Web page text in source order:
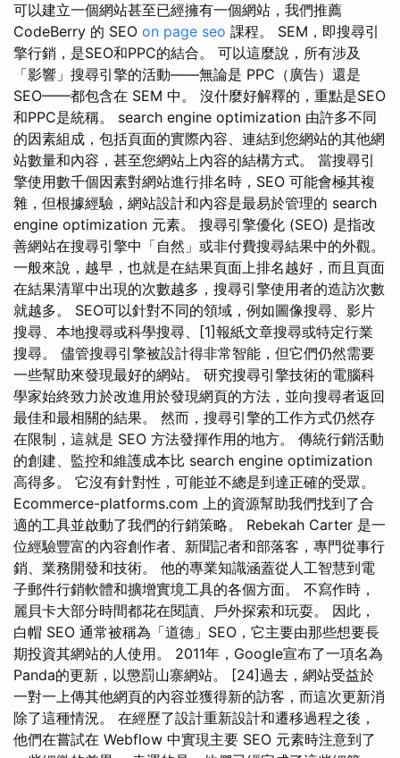
可以建立一個網站甚至已經擁有一個網站，我們推薦
CodeBerry 的 SEO on page seo 課程。 SEM，即搜尋引
擎行銷，是SEO和PPC的結合。 可以這麼說，所有涉及
「影響」搜尋引擎的活動——無論是 PPC（廣告）還是
SEO——都包含在 SEM 中。 沒什麼好解釋的，重點是SEO
和PPC是統稱。 search engine optimization 由許多不同
的因素組成，包括頁面的實際內容、連結到您網站的其他網
站數量和內容，甚至您網站上內容的結構方式。 當搜尋引
擎使用數千個因素對網站進行排名時，SEO 可能會極其複
雜，但根據經驗，網站設計和內容是最易於管理的 search
engine optimization 元素。 搜尋引擎優化 (SEO) 是指改
善網站在搜尋引擎中「自然」或非付費搜尋結果中的外觀。
一般來說，越早，也就是在結果頁面上排名越好，而且頁面
在結果清單中出現的次數越多，搜尋引擎使用者的造訪次數
就越多。 SEO可以針對不同的領域，例如圖像搜尋、影片
搜尋、本地搜尋或科學搜尋、[1]報紙文章搜尋或特定行業
搜尋。 儘管搜尋引擎被設計得非常智能，但它們仍然需要
一些幫助來發現最好的網站。 研究搜尋引擎技術的電腦科
學家始終致力於改進用於發現網頁的方法，並向搜尋者返回
最佳和最相關的結果。 然而，搜尋引擎的工作方式仍然存
在限制，這就是 SEO 方法發揮作用的地方。 傳統行銷活動
的創建、監控和維護成本比 search engine optimization
高得多。 它沒有針對性，可能並不總是到達正確的受眾。
Ecommerce-platforms.com 上的資源幫助我們找到了合
適的工具並啟動了我們的行銷策略。 Rebekah Carter 是一
位經驗豐富的內容創作者、新聞記者和部落客，專門從事行
銷、業務開發和技術。 他的專業知識涵蓋從人工智慧到電
子郵件行銷軟體和擴增實境工具的各個方面。 不寫作時，
麗貝卡大部分時間都花在閱讀、戶外探索和玩耍。 因此，
白帽 SEO 通常被稱為「道德」SEO，它主要由那些想要長
期投資其網站的人使用。 2011年，Google宣布了一項名為
Panda的更新，以懲罰山寨網站。 [24]過去，網站受益於
一對一上傳其他網頁的內容並獲得新的訪客，而這次更新消
除了這種情況。 在經歷了設計重新設計和遷移過程之後，
他們在嘗試在 Webflow 中實現主要 SEO 元素時注意到了